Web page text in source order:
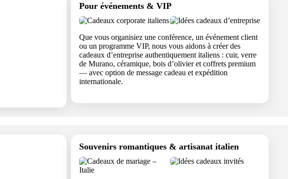
Pour événements & VIP
Que vous organisiez une conférence, un événement client
ou un programme VIP, nous vous aidons à créer des
cadeaux d’entreprise authentiquement italiens : cuir, verre
de Murano, céramique, bois d’olivier et coffrets premium
— avec option de message cadeau et expédition
internationale.
Souvenirs romantiques & artisanat italien